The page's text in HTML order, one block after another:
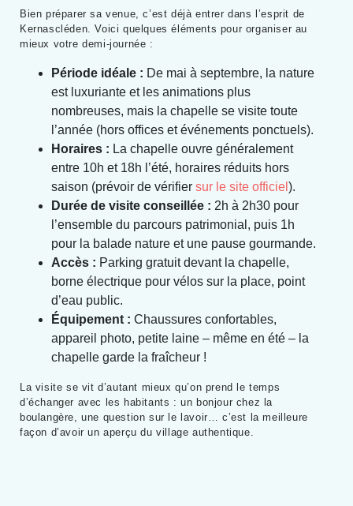
Bien préparer sa venue, c’est déjà entrer dans l’esprit de
Kernascléden. Voici quelques éléments pour organiser au
mieux votre demi-journée :
Période idéale : De mai à septembre, la nature
est luxuriante et les animations plus
nombreuses, mais la chapelle se visite toute
l’année (hors offices et événements ponctuels).
Horaires : La chapelle ouvre généralement
entre 10h et 18h l’été, horaires réduits hors
saison (prévoir de vérifier sur le site officiel ).
Durée de visite conseillée : 2h à 2h30 pour
l’ensemble du parcours patrimonial, puis 1h
pour la balade nature et une pause gourmande.
Accès : Parking gratuit devant la chapelle,
borne électrique pour vélos sur la place, point
d’eau public.
Équipement : Chaussures confortables,
appareil photo, petite laine – même en été – la
chapelle garde la fraîcheur !
La visite se vit d’autant mieux qu’on prend le temps
d’échanger avec les habitants : un bonjour chez la
boulangère, une question sur le lavoir… c’est la meilleure
façon d’avoir un aperçu du village authentique.